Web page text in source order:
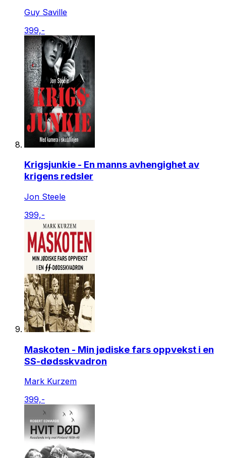
Guy Saville
399,-
Krigsjunkie - En manns avhengighet av
krigens redsler
Jon Steele
399,-
Maskoten - Min jødiske fars oppvekst i en
SS-dødsskvadron
Mark Kurzem
399,-